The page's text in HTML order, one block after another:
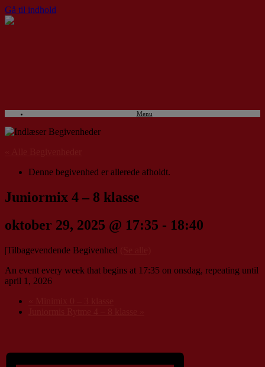
Gå til indhold
Menu
Denne begivenhed er allerede afholdt.
Juniormix 4 – 8 klasse
oktober 29, 2025 @ 17:35 - 18:40
|Tilbagevendende Begivenhed
An event every week that begins at 17:35 on onsdag, repeating until
april 1, 2026